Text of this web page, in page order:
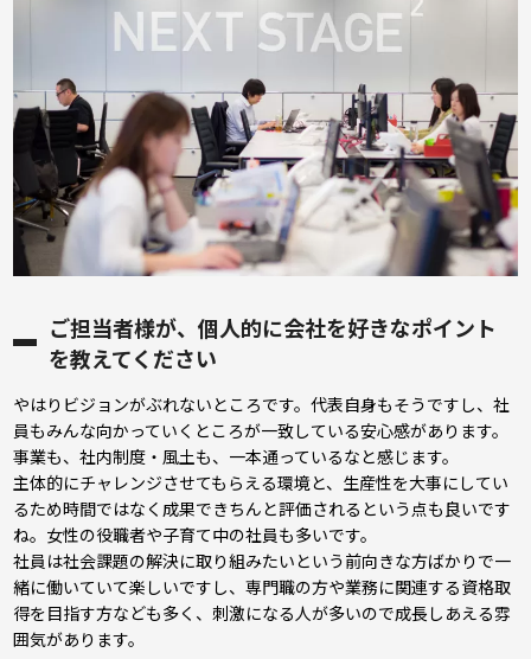
ご担当者様が、個人的に会社を好きなポイント
を教えてください
やはりビジョンがぶれないところです。代表自身もそうですし、社
員もみんな向かっていくところが一致している安心感があります。
事業も、社内制度・風土も、一本通っているなと感じます。
主体的にチャレンジさせてもらえる環境と、生産性を大事にしてい
るため時間ではなく成果できちんと評価されるという点も良いです
ね。女性の役職者や子育て中の社員も多いです。
社員は社会課題の解決に取り組みたいという前向きな方ばかりで一
緒に働いていて楽しいですし、専門職の方や業務に関連する資格取
得を目指す方なども多く、刺激になる人が多いので成長しあえる雰
囲気があります。